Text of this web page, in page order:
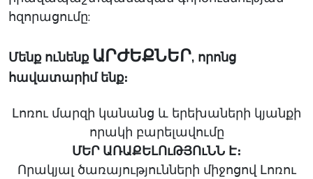
հզորացումը:
Մենք ունենք ԱՐԺԵՔՆԵՐ, որոնց
հավատարիմ ենք։
Լոռու մարզի կանանց և երեխաների կյանքի
որակի բարելավումը
ՄԵՐ ԱՌԱՔԵԼՈւԹՅՈւՆՆ Է։
Որակյալ ծառայությունների միջոցով Լոռու